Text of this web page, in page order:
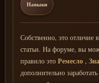
Навыки
Собственно, это отличие
статьи. На форуме, вы
правило это Ремесло ,
дополнительно